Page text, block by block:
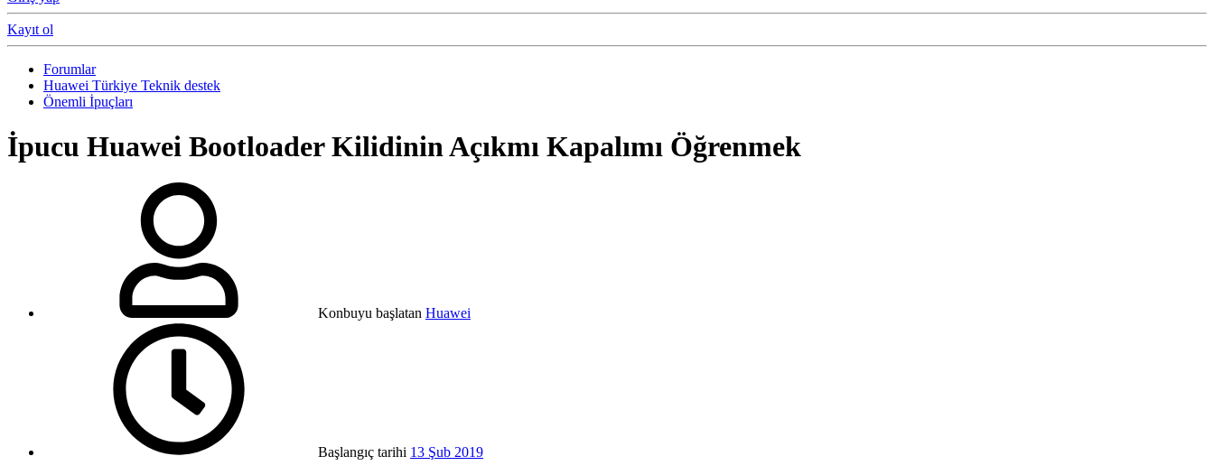
Kayıt ol
Forumlar
Huawei Türkiye Teknik destek
Önemli İpuçları
İpucu Huawei Bootloader Kilidinin Açıkmı Kapalımı Öğrenmek
Konbuyu başlatan Huawei
Başlangıç tarihi 13 Şub 2019